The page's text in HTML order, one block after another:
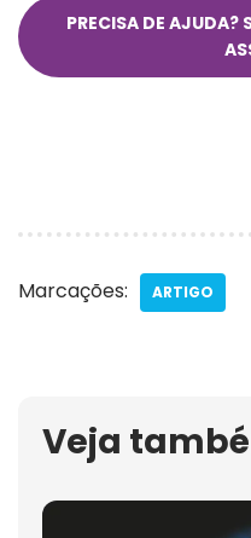
PRECISA DE AJUDA?
Marcações: ARTIGO
Veja